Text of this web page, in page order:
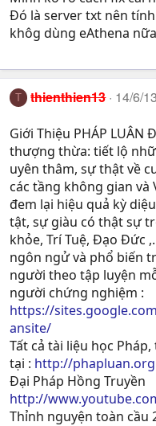
Đó là server txt nên
khôg dùng eAthena
T thienthien13 14/6/13
Giới Thiệu PHÁP LUÂN
thượng thừa: tiết lộ
uyên thâm, sự thật về
các tầng không gian và
đem lại hiệu quả kỳ
tật, sự giàu có thật sự
khỏe, Trí Tuệ, Ðạo Ðức
ngôn ngử và phổ biến
người theo tập luyện
người chứng nghiệm :
https://
ansite/
Tất cả tài liệu học
tại : http://phapluan.org
Đại Pháp Hồng Truyền
http://
Thỉnh nguyện toàn cầu